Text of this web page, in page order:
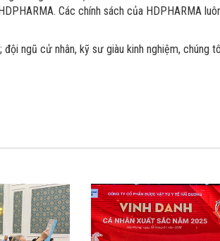
Các chính sách của HDPHARMA
ngũ cử nhân, kỹ sư giàu kinh nghiệm, chúng